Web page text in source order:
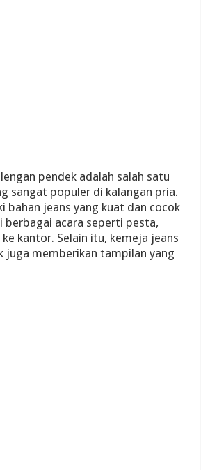
pendek adalah salah satu
sangat populer di kalangan pria.
bahan jeans yang kuat dan cocok
berbagai acara seperti pesta,
kantor. Selain itu, kemeja jeans
juga memberikan tampilan yang